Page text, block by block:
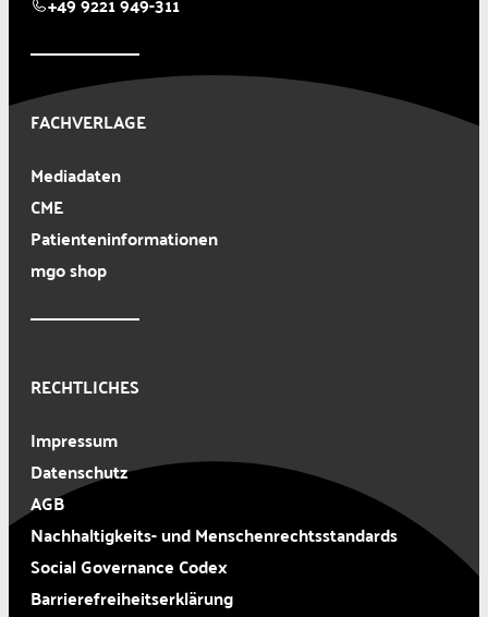
FACHVERLAGE
Mediadaten
CME
Patienteninformationen
mgo shop
RECHTLICHES
Impressum
Datenschutz
AGB
Nachhaltigkeits- und Menschenrechtsstandards
Social Governance Codex
Barrierefreiheitserklärung